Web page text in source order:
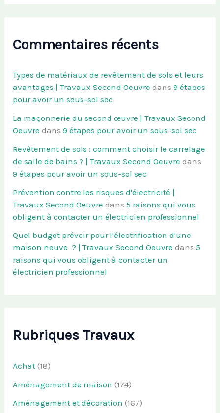
Commentaires récents
Types de matériaux de revêtement de sols et leurs
avantages | Travaux Second Oeuvre dans9 étapes
pour avoir un sous-sol sec
La maçonnerie du second œuvre | Travaux Second
Oeuvre dans9 étapes pour avoir un sous-sol sec
Revêtement de sols : comment choisir le carrelage
de salle de bains ? | Travaux Second Oeuvre dans
9 étapes pour avoir un sous-sol sec
Prévention contre les risques d'électricité |
Travaux Second Oeuvre dans5 raisons qui vous
obligent à contacter un électricien professionnel
Quel budget prévoir pour l'électrification d'une
maison neuve ? | Travaux Second Oeuvre dans5
raisons qui vous obligent à contacter un
électricien professionnel
Rubriques Travaux
Achat (18)
Aménagement de maison (174)
Aménagement et décoration (167)